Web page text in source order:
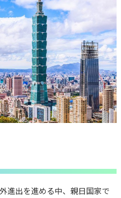
進出を進める中、親日国家で